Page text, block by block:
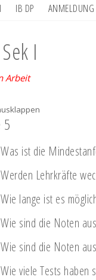
IB DP ANMELDUNG
I
Arbeit
5
Was ist die
Werden Lehrkräfte
Wie lange ist es
Wie sind die Noten
Wie sind die Noten
Wie viele Tests haben